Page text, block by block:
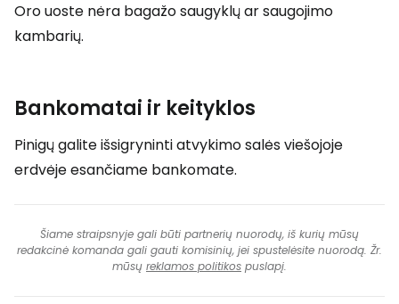
Oro uoste nėra bagažo saugyklų ar saugojimo
kambarių.
Bankomatai ir keityklos
Pinigų galite išsigryninti atvykimo salės viešojoje
erdvėje esančiame bankomate.
Šiame straipsnyje gali būti partnerių nuorodų, iš kurių mūsų
redakcinė komanda gali gauti komisinių, jei spustelėsite nuorodą. Žr.
mūsų reklamos politikos puslapį.